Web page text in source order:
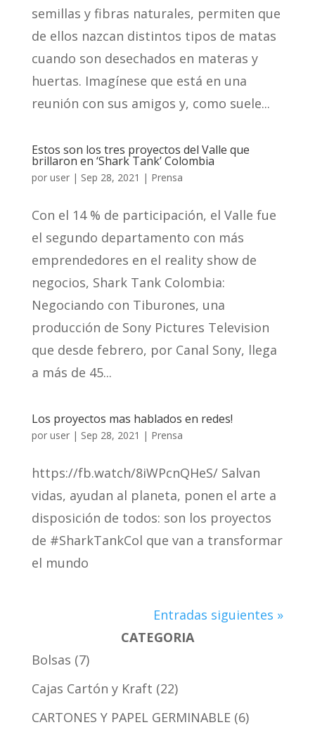
semillas y fibras naturales, permiten que
de ellos nazcan distintos tipos de matas
cuando son desechados en materas y
huertas. Imagínese que está en una
reunión con sus amigos y, como suele...
Estos son los tres proyectos del Valle que
brillaron en ‘Shark Tank’ Colombia
por user| Sep 28, 2021 | Prensa
Con el 14 % de participación, el Valle fue
el segundo departamento con más
emprendedores en el reality show de
negocios, Shark Tank Colombia:
Negociando con Tiburones, una
producción de Sony Pictures Television
que desde febrero, por Canal Sony, llega
a más de 45...
Los proyectos mas hablados en redes!
por user| Sep 28, 2021 | Prensa
https://fb.watch/8iWPcnQHeS/ Salvan
vidas, ayudan al planeta, ponen el arte a
disposición de todos: son los proyectos
de #SharkTankCol que van a transformar
el mundo
Entradas siguientes »
CATEGORIA
Bolsas 7
Cajas Cartón y Kraft 22
CARTONES Y PAPEL GERMINABLE 6